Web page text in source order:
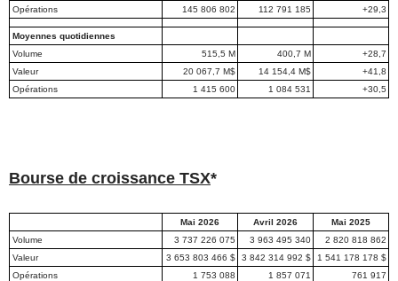
Opérations 145 806 802 112 791 185 +29,3
Moyennes quotidiennes
Volume
515,5 M 400,7 M
+28,7
Valeur
20 067,7 M$ 14 154,4 M$
+41,8
Opérations
1 415 600 1 084 531 +30,5
Bourse de croissance TSX*
Mai 2026 Avril 2026
Mai 2025
Volume
3 737 226 075 3 963 495 340
2 820 818 862
Valeur
3 653 803 466 $ 3 842 314 992 $
1 541 178 178 $
Opérations
1 753 088 1 857 071
761 917